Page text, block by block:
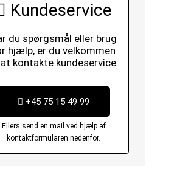
Kundeservice
du spørgsmål eller brug
hjælp, er du velkommen
kontakte kundeservice:
+45 75 15 49 99
Ellers send en mail ved hjælp af
kontaktformularen nedenfor.